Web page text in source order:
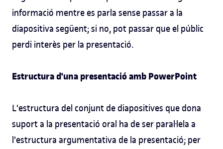
informació mentre es parla sense passar a la
diapositiva següent; si no, pot passar que el públic
perdi interès per la presentació.
Estructura d'una presentació amb PowerPoint
L'estructura del conjunt de diapositives que dona
suport a la presentació oral ha de ser paral·lela a
l'estructura argumentativa de la presentació; per